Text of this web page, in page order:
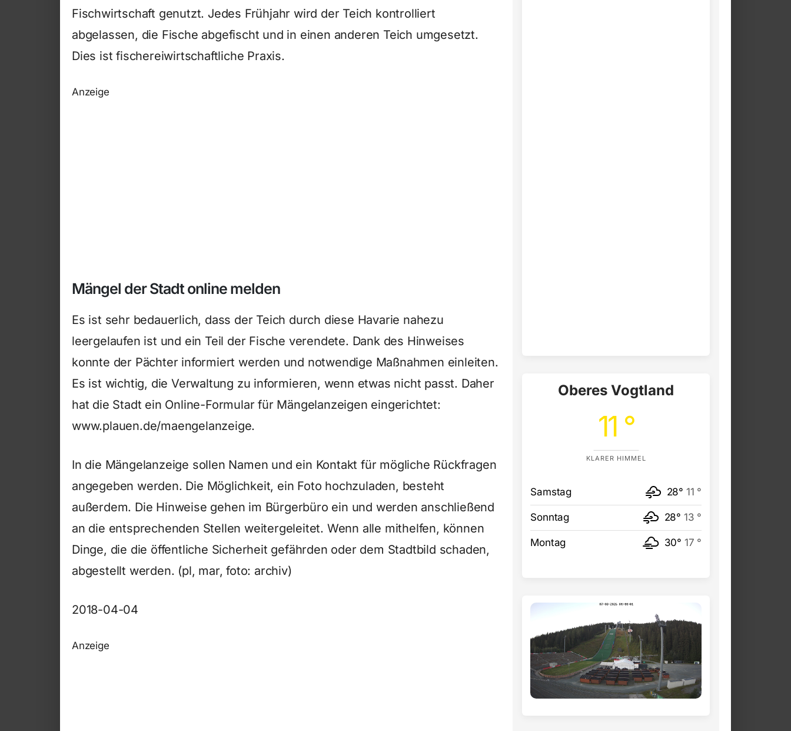
Fischwirtschaft genutzt. Jedes Frühjahr wird der Teich kontrolliert
abgelassen, die Fische abgefischt und in einen anderen Teich umgesetzt.
Dies ist fischereiwirtschaftliche Praxis.
Anzeige
Mängel der Stadt online melden
Es ist sehr bedauerlich, dass der Teich durch diese Havarie nahezu
leergelaufen ist und ein Teil der Fische verendete. Dank des Hinweises
konnte der Pächter informiert werden und notwendige Maßnahmen einleiten.
Es ist wichtig, die Verwaltung zu informieren, wenn etwas nicht passt. Daher
hat die Stadt ein Online-Formular für Mängelanzeigen eingerichtet:
www.plauen.de/maengelanzeige.
In die Mängelanzeige sollen Namen und ein Kontakt für mögliche Rückfragen
angegeben werden. Die Möglichkeit, ein Foto hochzuladen, besteht
außerdem. Die Hinweise gehen im Bürgerbüro ein und werden anschließend
an die entsprechenden Stellen weitergeleitet. Wenn alle mithelfen, können
Dinge, die die öffentliche Sicherheit gefährden oder dem Stadtbild schaden,
abgestellt werden. (pl, mar, foto: archiv)
2018-04-04
Anzeige
Oberes Vogtland
11 °
KLARER HIMMEL
Samstag 28° 11 °
Sonntag 28° 13 °
Montag 30° 17 °